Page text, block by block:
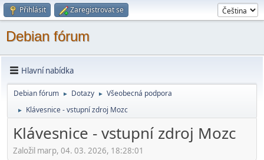
Přihlásit Zaregistrovat se
Debian fórum
Hlavní nabídka
Debian fórum ► Dotazy ► Všeobecná podpora
► Klávesnice - vstupní zdroj Mozc
Klávesnice - vstupní zdroj Mozc
Založil marp, 04. 03. 2026, 18:28:01